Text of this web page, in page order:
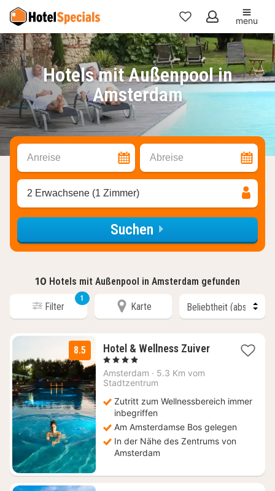
Meine
Favoriten
menu
Hotels mit Außenpool in
Amsterdam
Anreise Abreise
2 Erwachsene (1 Zimmer)
Suchen
10 Hotels mit Außenpool in Amsterdam gefunden
Filter
1
Karte
8.5 Hotel & Wellness Zuiver1
, 4 Sterne
Amsterdam · 5.3 Km vom
Stadtzentrum
Zutritt zum Wellnessbereich immer
inbegriffen
Am Amsterdamse Bos gelegen
In der Nähe des Zentrums von
Amsterdam